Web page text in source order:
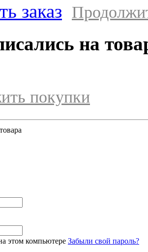
заказ
на
покупки
этом компьютере Забыли свой пароль?